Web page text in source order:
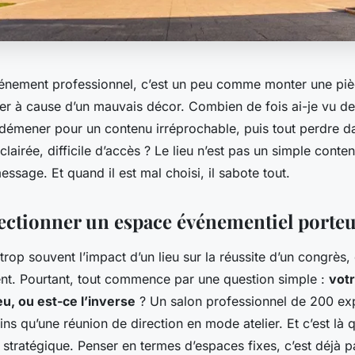
professionnel, c’est un peu comme monter une
à cause d’un mauvais décor. Combien de fois ai-je vu
pour un contenu irréprochable, puis tout perdre
difficile d’accès ? Le lieu n’est pas un simple
Et quand il est mal choisi, il sabote tout.
un espace événementiel
souvent l’impact d’un lieu sur la réussite d’un congrès,
Pourtant, tout commence par une question simple :
ou est-ce l’inverse ? Un salon professionnel de 200
qu’une réunion de direction en mode atelier. Et c’est là
Penser en termes d’espaces fixes, c’est déjà